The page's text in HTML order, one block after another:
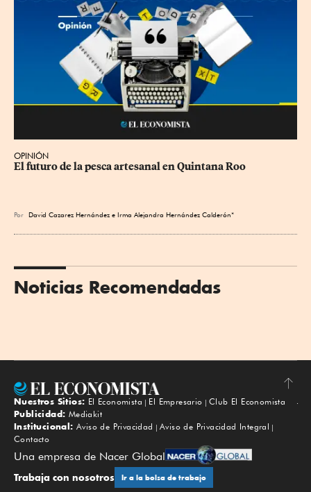
OPINIÓN
El futuro de la pesca artesanal en Quintana Roo
Por David Cazarez Hernández e Irma Alejandra Hernández Calderón*
Noticias Recomendadas
Subir
Nuestros Sitios: El Economista El Empresario
Club El Economista
Publicidad: Mediakit
Institucional: Aviso de Privacidad
Aviso de Privacidad Integral
Contacto
Una empresa de Nacer Global
Trabaja con nosotros Ir a la bolsa de trabajo